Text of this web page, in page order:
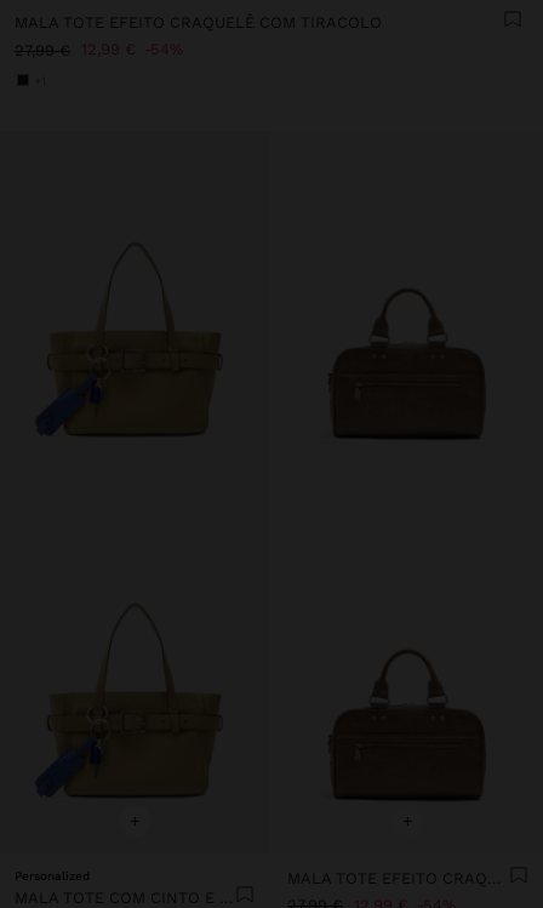
MALA TOTE EFEITO CRAQUELÊ COM TIRACOLO
27,99 €
12,99 € 54%
+
Personalized
MALA TOTE COM CINTO E PENDURO
+
MALA TOTE EFEITO CRAQUELÊ COM TIRACOLO